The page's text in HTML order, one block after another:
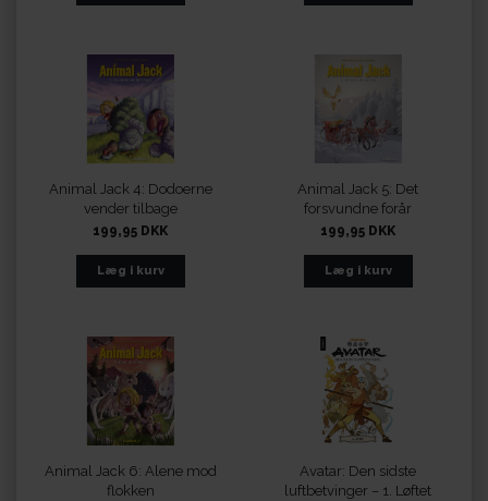
Animal Jack 4: Dodoerne
vender tilbage
199,95 DKK
Animal Jack 5: Det
forsvundne forår
199,95 DKK
Animal Jack 6: Alene mod
flokken
Avatar: Den sidste
luftbetvinger – 1. Løftet